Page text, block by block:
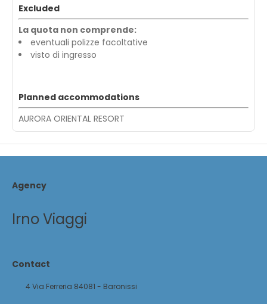
Excluded
La quota non comprende:
eventuali polizze facoltative
visto di ingresso
Planned accommodations
AURORA ORIENTAL RESORT
Agency
Irno Viaggi
Contact
4 Via Ferreria 84081 - Baronissi